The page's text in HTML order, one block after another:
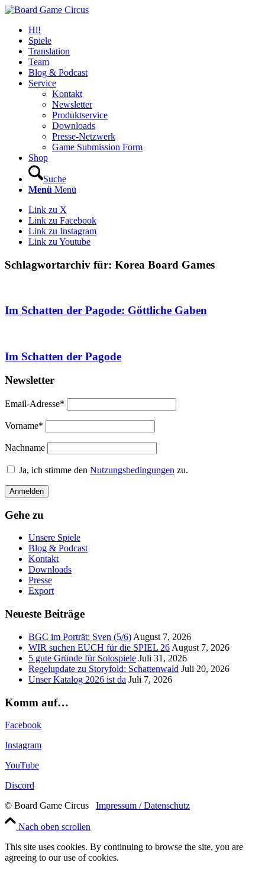
Hi!
Spiele
Translation
Team
Blog & Podcast
Service
Kontakt
Newsletter
Produktservice
Downloads
Presse-Netzwerk
Game Submission Form
Shop
Suche
Menü Menü
Link zu X
Link zu Facebook
Link zu Instagram
Link zu Youtube
Schlagwortarchiv für: Korea Board Games
Im Schatten der Pagode: Göttliche Gaben
Im Schatten der Pagode
Newsletter
Email-Adresse*
Vorname*
Nachname
Ja, ich stimme den Nutzungsbedingungen zu.
Gehe zu
Unsere Spiele
Blog & Podcast
Kontakt
Downloads
Presse
Export
Neueste Beiträge
BGC im Porträt: Sven (5/6) August 7, 2026
WIR suchen EUCH für die SPIEL 26 August 7, 2026
5 gute Gründe für Solospiele Juli 31, 2026
Regelupdate zu Storyfold: Schattenwald Juli 20, 2026
Unser Katalog 2026 ist da Juli 7, 2026
Komm auf…
Facebook
Instagram
YouTube
Discord
© Board Game Circus Impressum / Datenschutz
Nach oben scrollen
This site uses cookies. By continuing to browse the site, you are
agreeing to our use of cookies.